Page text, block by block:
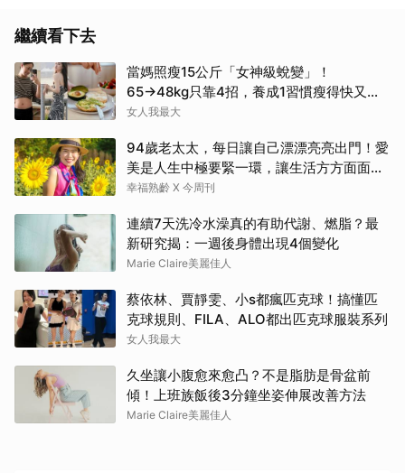
繼續看下去
當媽照瘦15公斤「女神級蛻變」！
65→48kg只靠4招，養成1習慣瘦得快又不
復胖
女人我最大
94歲老太太，每日讓自己漂漂亮亮出門！愛
美是人生中極要緊一環，讓生活方方面面，
更加豐富有樂趣
幸福熟齡 X 今周刊
連續7天洗冷水澡真的有助代謝、燃脂？最
新研究揭：一週後身體出現4個變化
Marie Claire美麗佳人
蔡依林、賈靜雯、小s都瘋匹克球！搞懂匹
克球規則、FILA、ALO都出匹克球服裝系列
女人我最大
久坐讓小腹愈來愈凸？不是脂肪是骨盆前
傾！上班族飯後3分鐘坐姿伸展改善方法
Marie Claire美麗佳人